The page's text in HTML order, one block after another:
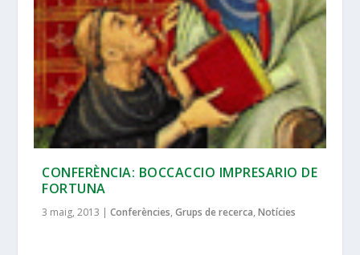
CONFERÈNCIA: BOCCACCIO IMPRESARIO DE
FORTUNA
3 maig, 2013 |Conferències,Grups de recerca,Notícies